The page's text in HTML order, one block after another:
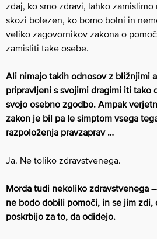
zdaj, ko smo zdravi, lahko
skozi bolezen, ko bomo bolni in
veliko zagovornikov zakona o
zamisliti take osebe.
Ali nimajo takih odnosov z bližnjimi
pripravljeni s svojimi dragimi iti tako
svojo osebno zgodbo. Ampak
zakon je bil pa le simptom vsega
razpoloženja pravzaprav …
Ja. Ne toliko zdravstvenega.
Morda tudi nekoliko zdravstvenega
ne bodo dobili pomoči, in se jim zdi,
poskrbijo za to, da odidejo.